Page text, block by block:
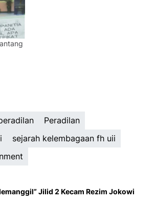
Peradilan
sejarah kelembagaan fh uii
Jilid 2 Kecam Rezim Jokowi